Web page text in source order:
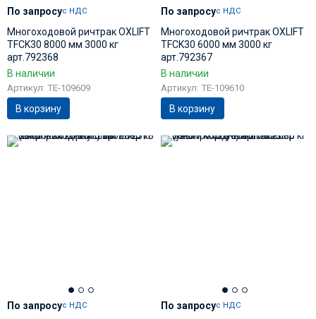
По запросус НДС
Многоходовой ричтрак OXLIFT
TFCK30 8000 мм 3000 кг
арт.792368
В наличии
Артикул: TE-109609
В корзину
По запросус НДС
Многоходовой ричтрак OXLIFT
TFCK30 6000 мм 3000 кг
арт.792367
В наличии
Артикул: TE-109610
В корзину
По запросус НДС По запросус НДС